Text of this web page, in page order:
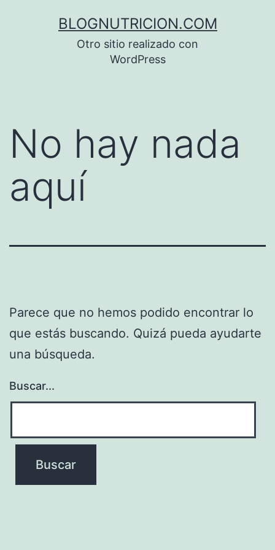
BLOGNUTRICION.COM
Otro sitio realizado con
WordPress
No hay nada
aquí
Parece que no hemos podido encontrar lo
que estás buscando. Quizá pueda ayudarte
una búsqueda.
Buscar...